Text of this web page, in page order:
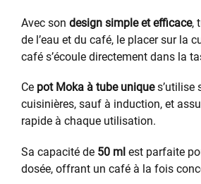
Avec son design simple et efficace,
de l’eau et du café, le placer sur la
café s’écoule directement dans la
Ce pot Moka à tube uniques’utilise
cuisinières, sauf à induction, et
rapide à chaque utilisation.
Sa capacité de 50 ml est parfaite
dosée, offrant un café à la fois